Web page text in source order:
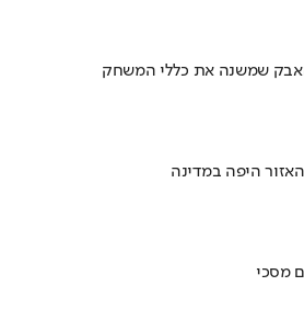
שמשנה את כללי המשחק